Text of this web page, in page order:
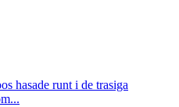
hasade runt i de trasiga